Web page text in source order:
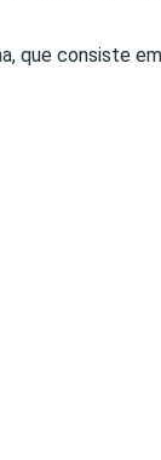
que consiste